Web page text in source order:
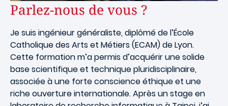
Parlez-nous de vous ?
Je suis ingénieur généraliste, diplômé de l’École
Catholique des Arts et Métiers (ECAM) de Lyon.
Cette formation m’a permis d’acquérir une solide
base scientifique et technique pluridisciplinaire,
associée à une forte conscience éthique et une
riche ouverture internationale. Après un stage en